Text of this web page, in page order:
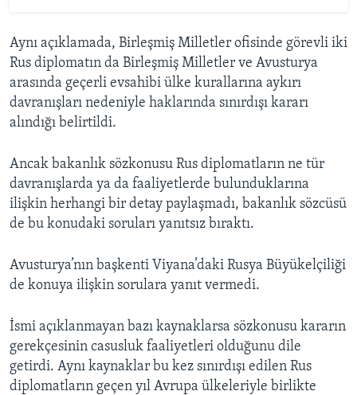
Aynı açıklamada, Birleşmiş Milletler ofisinde görevli iki
Rus diplomatın da Birleşmiş Milletler ve Avusturya
arasında geçerli evsahibi ülke kurallarına aykırı
davranışları nedeniyle haklarında sınırdışı kararı
alındığı belirtildi.
Ancak bakanlık sözkonusu Rus diplomatların ne tür
davranışlarda ya da faaliyetlerde bulunduklarına
ilişkin herhangi bir detay paylaşmadı, bakanlık sözcüsü
de bu konudaki soruları yanıtsız bıraktı.
Avusturya’nın başkenti Viyana’daki Rusya Büyükelçiliği
de konuya ilişkin sorulara yanıt vermedi.
İsmi açıklanmayan bazı kaynaklarsa sözkonusu kararın
gerekçesinin casusluk faaliyetleri olduğunu dile
getirdi. Aynı kaynaklar bu kez sınırdışı edilen Rus
diplomatların geçen yıl Avrupa ülkeleriyle birlikte